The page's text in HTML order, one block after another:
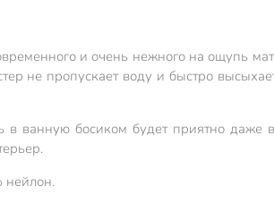
и очень нежного на ощупь
не пропускает воду и быстро
в ванную босиком будет приятно
нейлон.